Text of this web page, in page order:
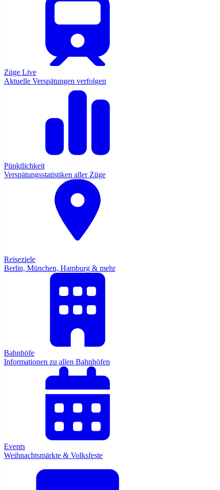
Züge Live
Aktuelle Verspätungen verfolgen
Pünktlichkeit
Verspätungsstatistiken aller Züge
Reiseziele
Berlin, München, Hamburg & mehr
Bahnhöfe
Informationen zu allen Bahnhöfen
Events
Weihnachtsmärkte & Volksfeste